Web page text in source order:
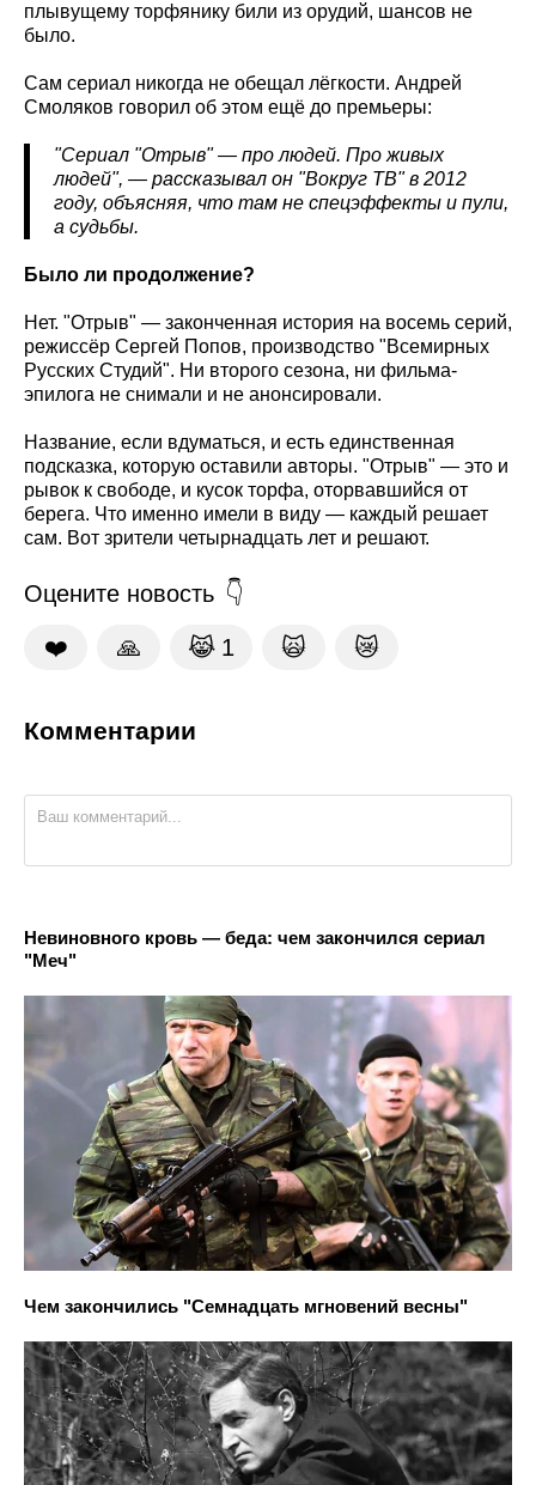
плывущему торфянику били из орудий, шансов не
было.
Сам сериал никогда не обещал лёгкости. Андрей
Смоляков говорил об этом ещё до премьеры:
"Сериал "Отрыв" — про людей. Про живых
людей", — рассказывал он "Вокруг ТВ" в 2012
году, объясняя, что там не спецэффекты и пули,
а судьбы.
Было ли продолжение?
Нет. "Отрыв" — законченная история на восемь серий,
режиссёр Сергей Попов, производство "Всемирных
Русских Студий". Ни второго сезона, ни фильма-
эпилога не снимали и не анонсировали.
Название, если вдуматься, и есть единственная
подсказка, которую оставили авторы. "Отрыв" — это и
рывок к свободе, и кусок торфа, оторвавшийся от
берега. Что именно имели в виду — каждый решает
сам. Вот зрители четырнадцать лет и решают.
Оцените новость
❤️ 🙏 😹 1 🙀 😿
Комментарии
Невиновного кровь — беда: чем закончился сериал
"Меч"
Чем закончились "Семнадцать мгновений весны"